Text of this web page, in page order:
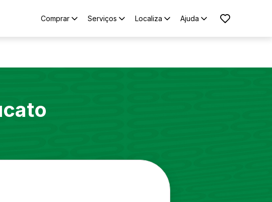
Comprar Serviços Localiza Ajuda